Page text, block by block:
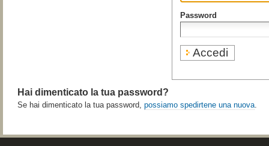
Password
Hai dimenticato la tua password?
Se hai dimenticato la tua password,possiamo spedirtene una nuova.